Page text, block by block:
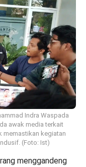
Indra Waspada
awak media terkait
memastikan kegiatan
(Foto: Ist)
menggandeng